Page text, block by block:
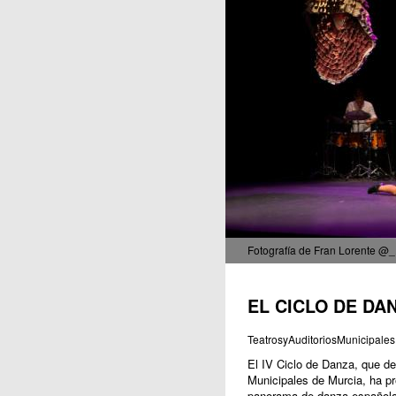
Fotografía de Fran Lorente
EL CICLO DE
TeatrosyAuditoriosMunicipales
El IV Ciclo de Danza, que
Municipales de Murcia, ha